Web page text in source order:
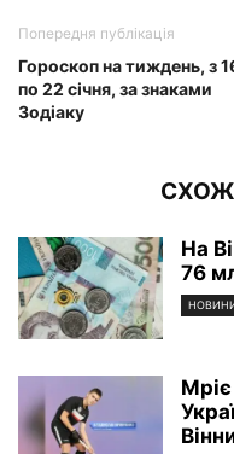
Попередня публікація
Гороскоп на тиждень, з
по 22 січня, за знаками
Зодіаку
На
76
Мріє